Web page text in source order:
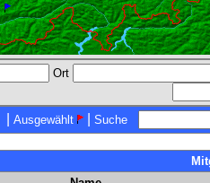
Ort
Ausgewählt Suche